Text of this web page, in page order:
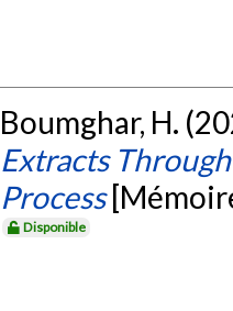
Boumghar, H.
Extracts
Process
Disponible